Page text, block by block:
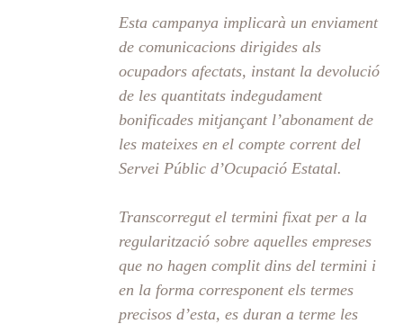
Esta campanya implicarà un enviament
de comunicacions dirigides als
ocupadors afectats, instant la devolució
de les quantitats indegudament
bonificades mitjançant l’abonament de
les mateixes en el compte corrent del
Servei Públic d’Ocupació Estatal.
Transcorregut el termini fixat per a la
regularització sobre aquelles empreses
que no hagen complit dins del termini i
en la forma corresponent els termes
precisos d’esta, es duran a terme les